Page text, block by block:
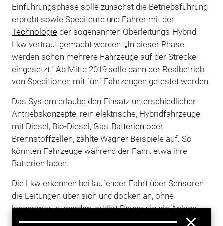
Einführungsphase solle zunächst die Betriebsführung
erprobt sowie Spediteure und Fahrer mit der
Technologieder sogenannten Oberleitungs-Hybrid-
Lkw vertraut gemacht werden. „In dieser Phase
werden schon mehrere Fahrzeuge auf der Strecke
eingesetzt.” Ab Mitte 2019 solle dann der Realbetrieb
von Speditionen mit fünf Fahrzeugen getestet werden.
Das System erlaube den Einsatz unterschiedlicher
Antriebskonzepte, rein elektrische, Hybridfahrzeuge
mit Diesel, Bio-Diesel, Gas, Batterien oder
Brennstoffzellen, zählte Wagner Beispiele auf. So
könnten Fahrzeuge während der Fahrt etwa ihre
Batterien laden.
Die Lkw erkennen bei laufender Fahrt über Sensoren
die Leitungen über sich und docken an, ohne
langsamer zu werden, erklärt Reusswig die Anlage
„Elisa” an der A 5 in Hessen. Der Stromabnehmer